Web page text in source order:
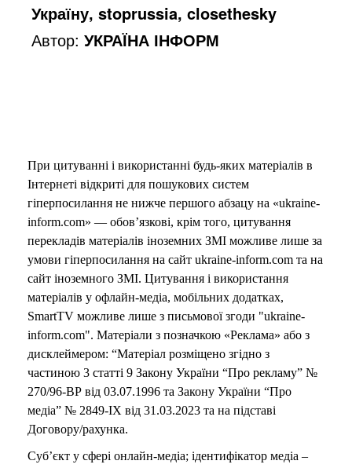
Україну, stoprussia, closethesky
Автор:УКРАЇНА ІНФОРМ
При цитуванні і використанні будь-яких матеріалів в
Інтернеті відкриті для пошукових систем
гіперпосилання не нижче першого абзацу на «ukraine-
inform.com» — обов’язкові, крім того, цитування
перекладів матеріалів іноземних ЗМІ можливе лише за
умови гіперпосилання на сайт ukraine-inform.com та на
сайт іноземного ЗМІ. Цитування і використання
матеріалів у офлайн-медіа, мобільних додатках,
SmartTV можливе лише з письмової згоди "ukraine-
inform.com". Матеріали з позначкою «Реклама» або з
дисклеймером: “Матеріал розміщено згідно з
частиною 3 статті 9 Закону України “Про рекламу” №
270/96-ВР від 03.07.1996 та Закону України “Про
медіа” № 2849-IX від 31.03.2023 та на підставі
Договору/рахунка.
Суб’єкт у сфері онлайн-медіа; ідентифікатор медіа –